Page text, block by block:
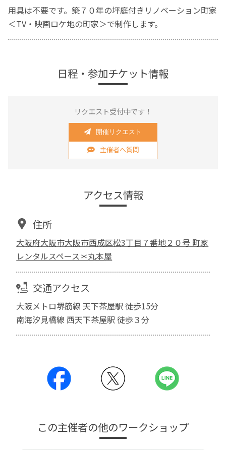
用具は不要です。築７０年の坪庭付きリノベーション町家
＜TV・映画ロケ地の町家＞で制作します。
日程・参加チケット情報
リクエスト受付中です！
開催リクエスト
主催者へ質問
アクセス情報
住所
大阪府大阪市大阪市西成区松3丁目７番地２０号 町家
レンタルスペース＊丸本屋
交通アクセス
大阪メトロ堺筋線 天下茶屋駅 徒歩15分
南海汐見橋線 西天下茶屋駅 徒歩３分
この主催者の他のワークショップ